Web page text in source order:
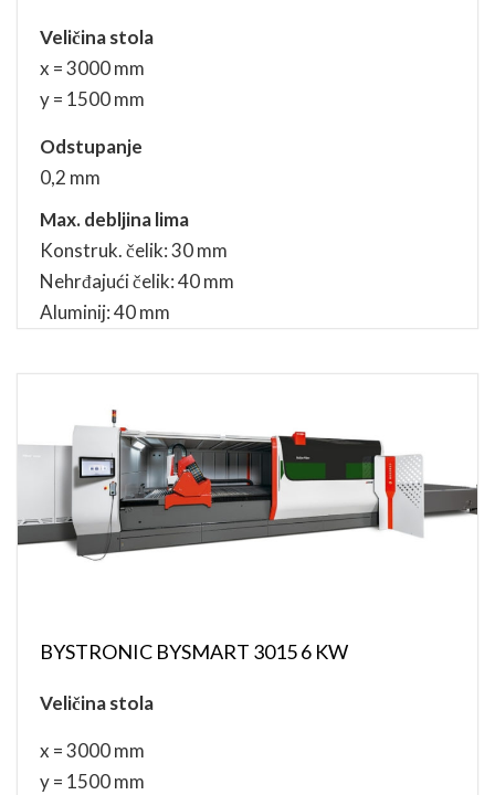
Veličina stola
x = 3000 mm
y = 1500 mm
Odstupanje
0,2 mm
Max. debljina lima
Konstruk. čelik: 30 mm
Nehrđajući čelik: 40 mm
Aluminij: 40 mm
BYSTRONIC BYSMART 3015 6 KW
Veličina stola
x = 3000 mm
y = 1500 mm